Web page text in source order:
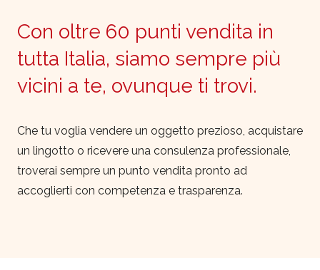
Con oltre 60 punti vendita in
tutta Italia, siamo sempre più
vicini a te, ovunque ti trovi.
Che tu voglia vendere un oggetto prezioso, acquistare
un lingotto o ricevere una consulenza professionale,
troverai sempre un punto vendita pronto ad
accoglierti con competenza e trasparenza.